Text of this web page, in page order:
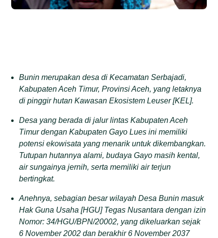
Bunin merupakan desa di Kecamatan Serbajadi,
Kabupaten Aceh Timur, Provinsi Aceh, yangletaknya
di pinggir hutan Kawasan Ekosistem Leuser[KEL].
Desa yangberada di jalur lintas Kabupaten Aceh
Timur dengan Kabupaten Gayo Lues inimemiliki
potensi ekowisata yang menarik untuk dikembangkan.
Tutupan hutannya alami, budaya Gayo masih kental,
air sungainya jernih, serta memiliki air terjun
bertingkat.
Anehnya,sebagian besar wilayah Desa Bunin masuk
Hak Guna Usaha[HGU]Tegas Nusantara denganizin
Nomor: 34/HGU/BPN/20002, yangdikeluarkan sejak
6 November 2002 dan berakhir 6 November 2037